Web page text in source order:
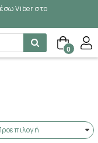
Viber στο
0